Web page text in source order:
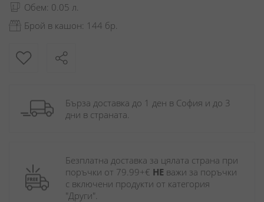
Обем: 0.05 л.
Брой в кашон: 144 бр.
Бърза доставка до 1 ден в София и до 3
дни в страната.
Безплатна доставка за цялата страна при
поръчки от 79.99+€ НЕ важи за поръчки
с включени продукти от категория
"Други".